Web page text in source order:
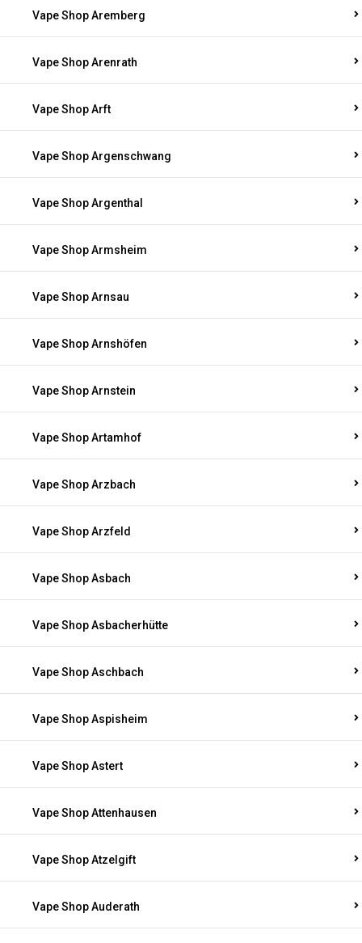
Vape Shop Aremberg
Vape Shop Arenrath
Vape Shop Arft
Vape Shop Argenschwang
Vape Shop Argenthal
Vape Shop Armsheim
Vape Shop Arnsau
Vape Shop Arnshöfen
Vape Shop Arnstein
Vape Shop Artamhof
Vape Shop Arzbach
Vape Shop Arzfeld
Vape Shop Asbach
Vape Shop Asbacherhütte
Vape Shop Aschbach
Vape Shop Aspisheim
Vape Shop Astert
Vape Shop Attenhausen
Vape Shop Atzelgift
Vape Shop Auderath